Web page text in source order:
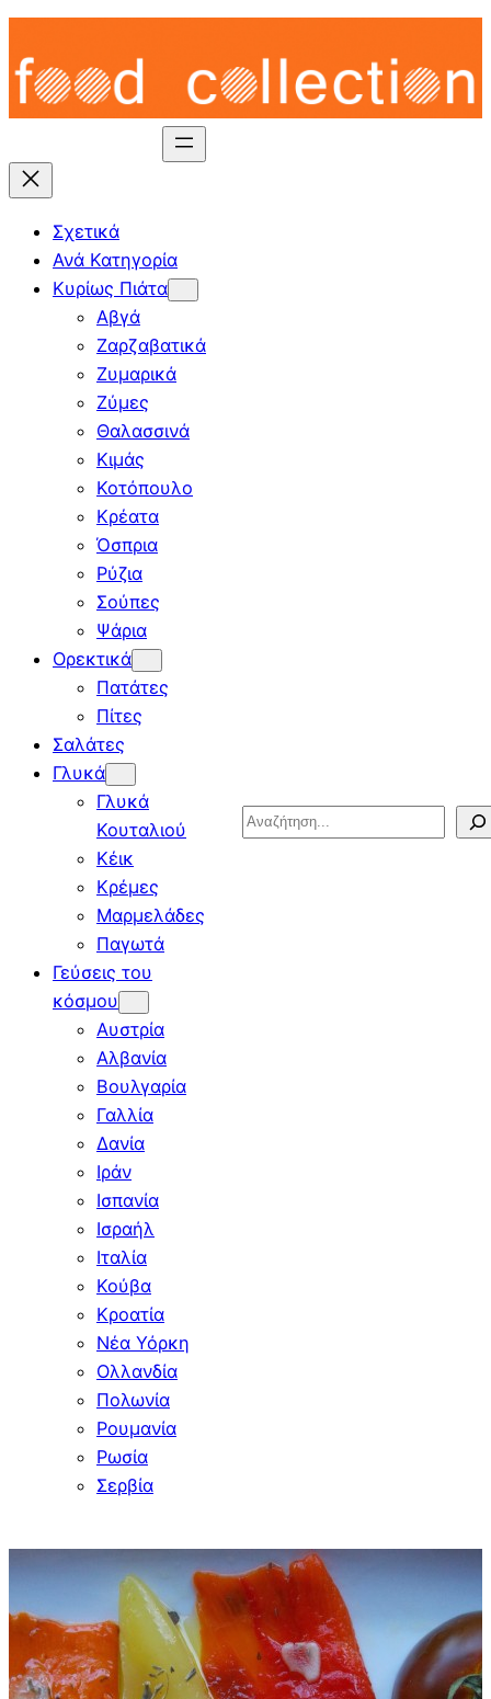
Skip
content
Σχετικά
Ανά Κατηγορία
Κυρίως Πιάτα
Αβγά
Ζαρζαβατικά
Ζυμαρικά
Ζύμες
Θαλασσινά
Κιμάς
Κοτόπουλο
Κρέατα
Όσπρια
Ρύζια
Σούπες
Ψάρια
Ορεκτικά
Πατάτες
Πίτες
Σαλάτες
Γλυκά
Γλυκά
Κουταλιού
Κέικ
Κρέμες
Μαρμελάδες
Παγωτά
Γεύσεις του
κόσμου
Αυστρία
Αλβανία
Βουλγαρία
Γαλλία
Δανία
Ιράν
Ισπανία
Ισραήλ
Ιταλία
Κούβα
Κροατία
Νέα Υόρκη
Ολλανδία
Πολωνία
Ρουμανία
Ρωσία
Σερβία
Search